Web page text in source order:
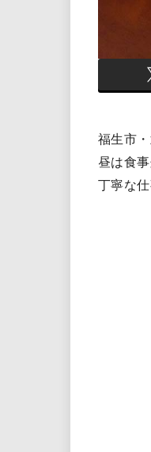
福生市
昼は食
丁寧な